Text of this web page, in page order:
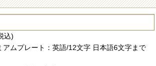
込)
アムプレート：英語/12文字 日本語6文字まで